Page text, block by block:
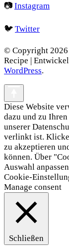
📷 Instagram
🐦 Twitter
© Copyright 2026
Recipe |
WordPress.
Diese Website
dazu und zu
unserer
verlinkt ist.
zu akzeptieren
können. Über
Auswahl
Cookie-
Manage consent
Schließen